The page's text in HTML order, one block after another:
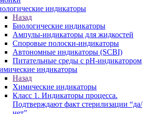
индикаторы
Назад
Биологические индикаторы
Ампулы-индикаторы для жидкостей
Споровые полоски-индикаторы
Автономные индикаторы (SCBI)
Питательные среды с рН-индикатором
индикаторы
Назад
Химические индикаторы
Класс 1. Индикаторы процесса.
Подтверждают факт стерилизации “да/